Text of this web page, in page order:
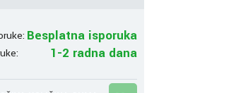
Besplatna isporuka
1-2 radna dana